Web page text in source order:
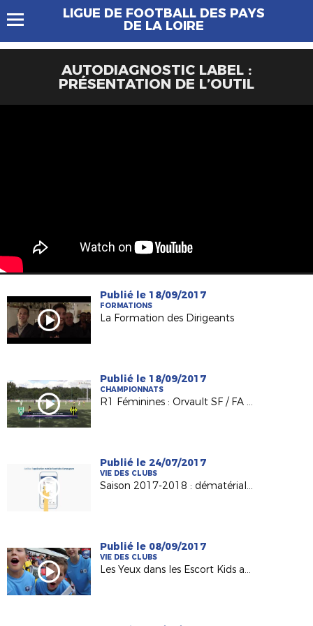
LIGUE DE FOOTBALL DES PAYS
DE LA LOIRE
AUTODIAGNOSTIC LABEL :
PRÉSENTATION DE L’OUTIL
Publié le 18/09/2017
FORMATIONS
La Formation des Dirigeants
Publié le 18/09/2017
CHAMPIONNATS
R1 Féminines : Orvault SF / FA Laval (2-0)
Publié le 24/07/2017
VIE DES CLUBS
Saison 2017-2018 : dématérialisation du support de licence
Publié le 08/09/2017
VIE DES CLUBS
Les Yeux dans les Escort Kids au MMArena du Mans